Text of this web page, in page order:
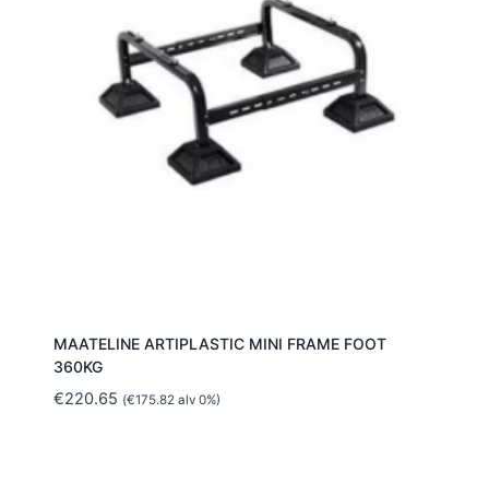
MAATELINE ARTIPLASTIC MINI FRAME FOOT
360KG
€220.65 (€175.82alv 0%)